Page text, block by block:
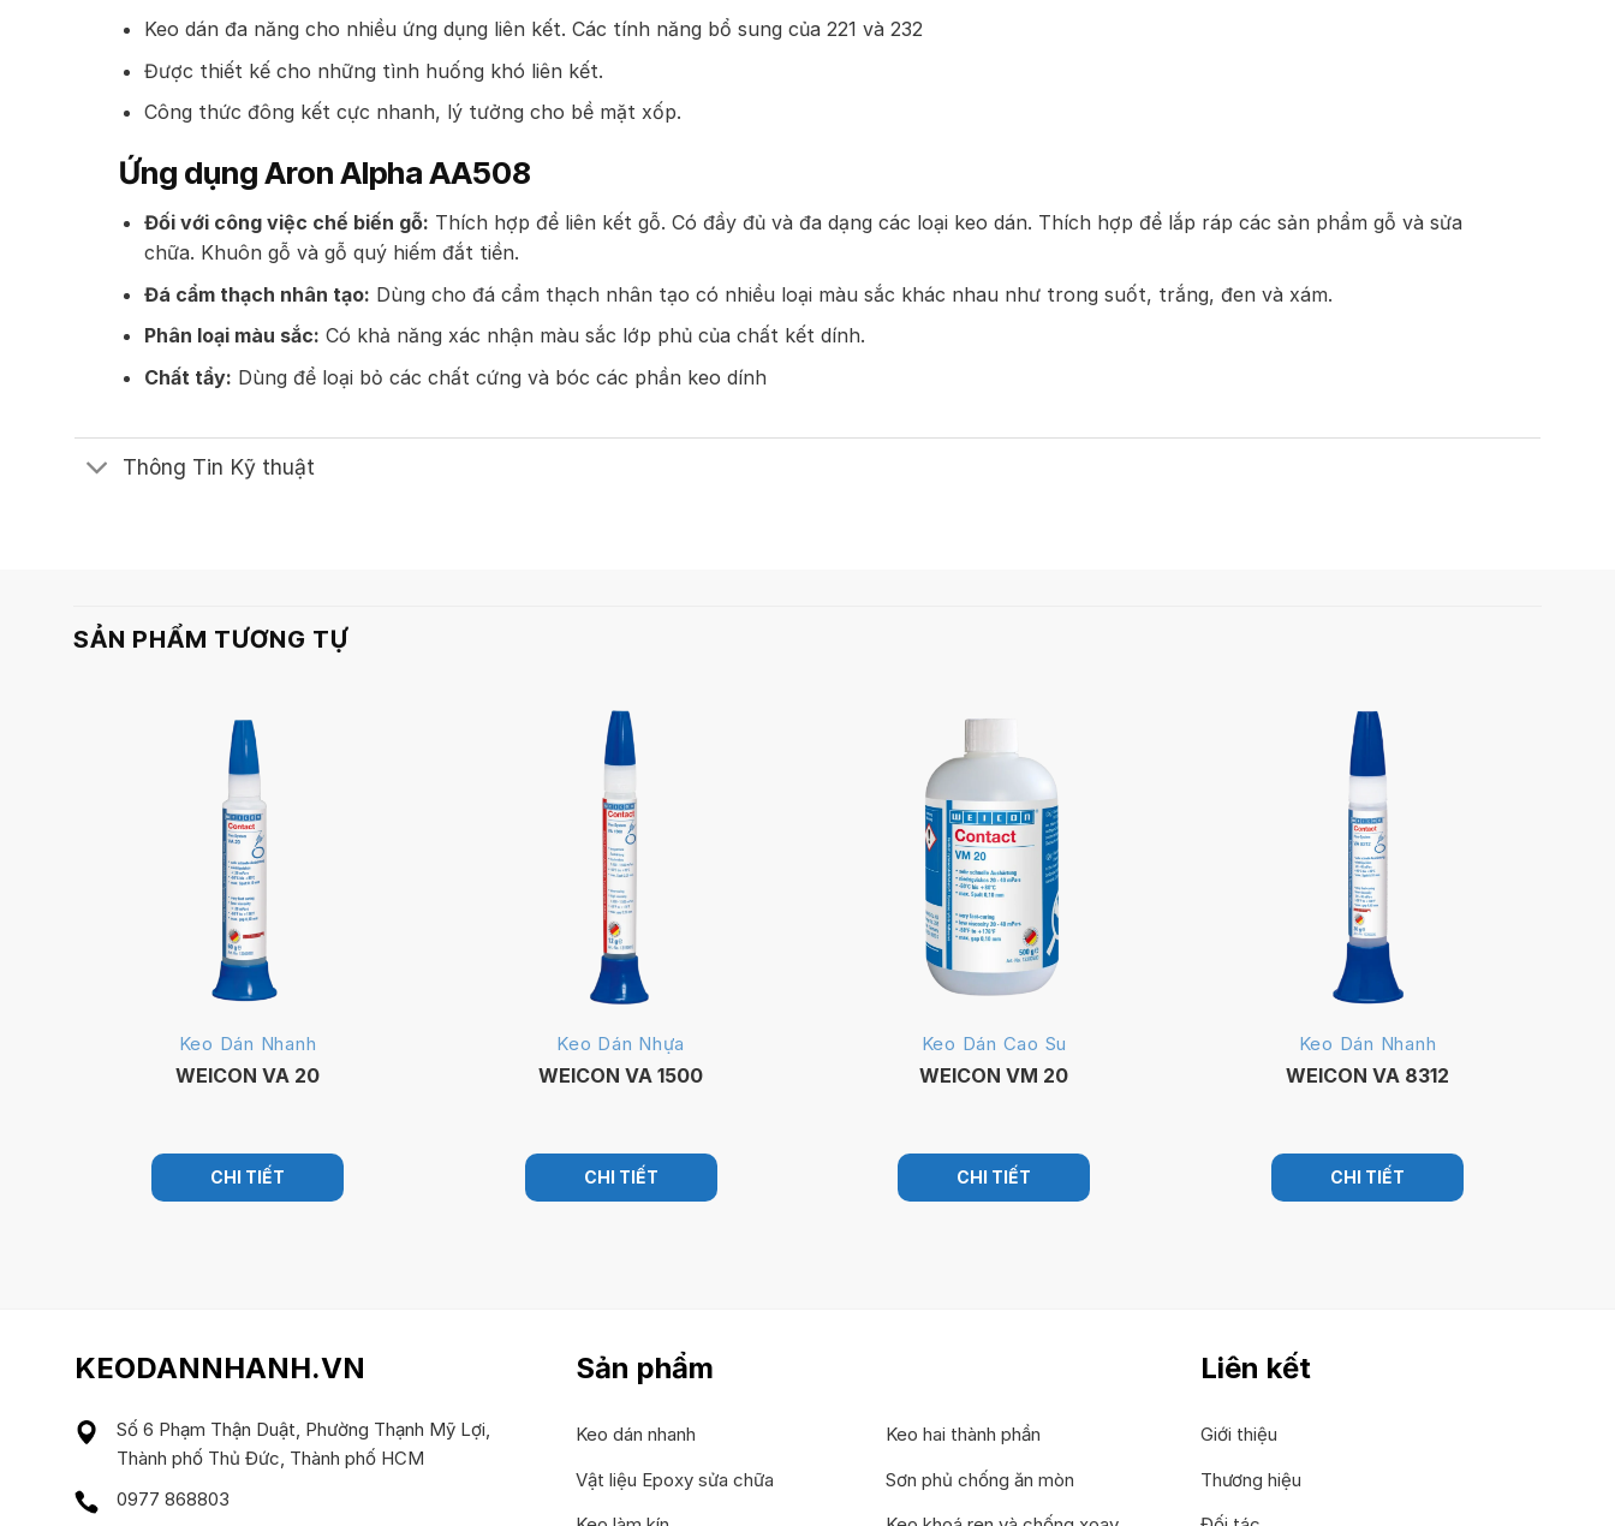
Keo dán đa năng cho nhiều ứng dụng liên kết. Các tính năng bổ sung của 221 và 232
Được thiết kế cho những tình huống khó liên kết.
Công thức đông kết cực nhanh, lý tưởng cho bề mặt xốp.
Ứng dụng Aron Alpha AA508
Đối với công việc chế biến gỗ: Thích hợp để liên kết gỗ. Có đầy đủ và đa dạng các loại keo dán. Thích hợp để lắp ráp các sản phẩm gỗ và sửa
chữa. Khuôn gỗ và gỗ quý hiếm đắt tiền.
Đá cẩm thạch nhân tạo: Dùng cho đá cẩm thạch nhân tạo có nhiều loại màu sắc khác nhau như trong suốt, trắng, đen và xám.
Phân loại màu sắc: Có khả năng xác nhận màu sắc lớp phủ của chất kết dính.
Chất tẩy: Dùng để loại bỏ các chất cứng và bóc các phần keo dính
Thông Tin Kỹ thuật
SẢN PHẨM TƯƠNG TỰ
Keo Dán Nhanh
WEICON VA 20
CHI TIẾT
Keo Dán Nhựa
WEICON VA 1500
CHI TIẾT
Keo Dán Cao Su
WEICON VM 20
CHI TIẾT
Keo Dán Nhanh
WEICON VA 8312
CHI TIẾT
KEODANNHANH.VN
Số 6 Phạm Thận Duật, Phường Thạnh Mỹ Lợi,
Thành phố Thủ Đức, Thành phố HCM
0977 868803
Sản phẩm
Keo dán nhanh
Keo hai thành phần
Vật liệu Epoxy sửa chữa
Sơn phủ chống ăn mòn
Liên kết
Giới thiệu
Thương hiệu